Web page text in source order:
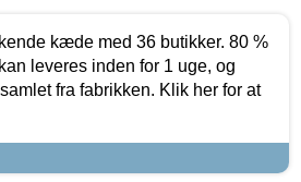
kæde med 36 butikker. 80 %
leveres inden for 1 uge, og
fra fabrikken. Klik her for at